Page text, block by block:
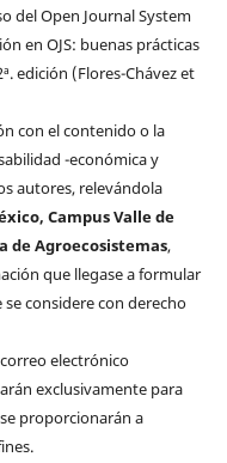
del Open Journal System
en OJS: buenas prácticas
edición (Flores-Chávez et
con el contenido o la
-económica y
autores, relevándola
Campus Valle de
de Agroecosistemas,
que llegase a formular
considere con derecho
electrónico
exclusivamente para
proporcionarán a